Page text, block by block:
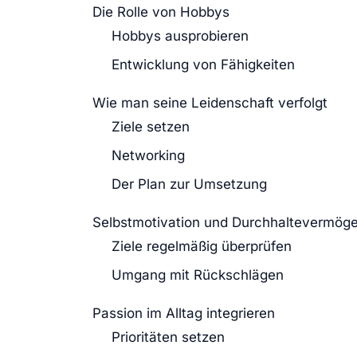
Die Rolle von Hobbys
Hobbys ausprobieren
Entwicklung von Fähigkeiten
Wie man seine Leidenschaft verfolgt
Ziele setzen
Networking
Der Plan zur Umsetzung
Selbstmotivation und
Ziele regelmäßig überprüfen
Umgang mit Rückschlägen
Passion im Alltag integrieren
Prioritäten setzen